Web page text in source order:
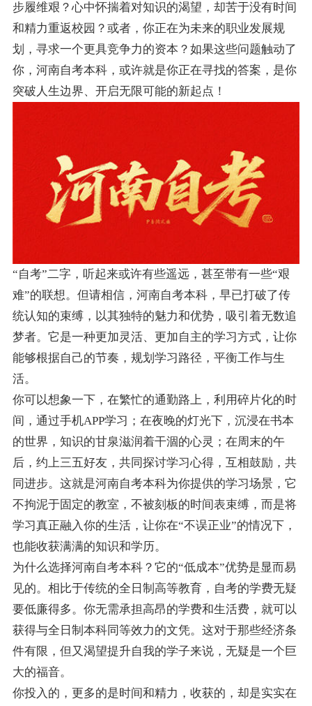
步履维艰？心中怀揣着对知识的渴望，却苦于没有时间
和精力重返校园？或者，你正在为未来的职业发展规
划，寻求一个更具竞争力的资本？如果这些问题触动了
你，河南自考本科，或许就是你正在寻找的答案，是你
突破人生边界、开启无限可能的新起点！
“自考”二字，听起来或许有些遥远，甚至带有一些“艰
难”的联想。但请相信，河南自考本科，早已打破了传
统认知的束缚，以其独特的魅力和优势，吸引着无数追
梦者。它是一种更加灵活、更加自主的学习方式，让你
能够根据自己的节奏，规划学习路径，平衡工作与生
活。
你可以想象一下，在繁忙的通勤路上，利用碎片化的时
间，通过手机APP学习；在夜晚的灯光下，沉浸在书本
的世界，知识的甘泉滋润着干涸的心灵；在周末的午
后，约上三五好友，共同探讨学习心得，互相鼓励，共
同进步。这就是河南自考本科为你提供的学习场景，它
不拘泥于固定的教室，不被刻板的时间表束缚，而是将
学习真正融入你的生活，让你在“不误正业”的情况下，
也能收获满满的知识和学历。
为什么选择河南自考本科？它的“低成本”优势是显而易
见的。相比于传统的全日制高等教育，自考的学费无疑
要低廉得多。你无需承担高昂的学费和生活费，就可以
获得与全日制本科同等效力的文凭。这对于那些经济条
件有限，但又渴望提升自我的学子来说，无疑是一个巨
大的福音。
你投入的，更多的是时间和精力，收获的，却是实实在